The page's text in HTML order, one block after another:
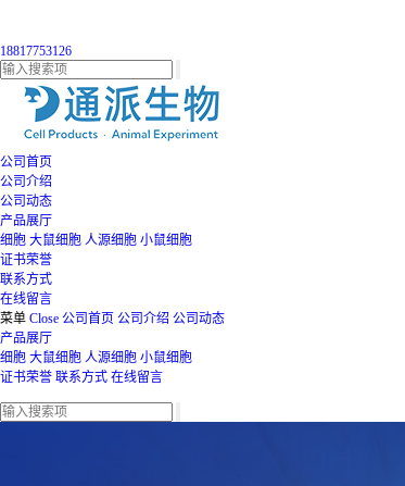
18817753126
公司首页
公司介绍
公司动态
产品展厅
细胞 大鼠细胞 人源细胞 小鼠细胞
证书荣誉
联系方式
在线留言
菜单 Close 公司首页 公司介绍 公司动态
产品展厅
细胞 大鼠细胞 人源细胞 小鼠细胞
证书荣誉 联系方式 在线留言